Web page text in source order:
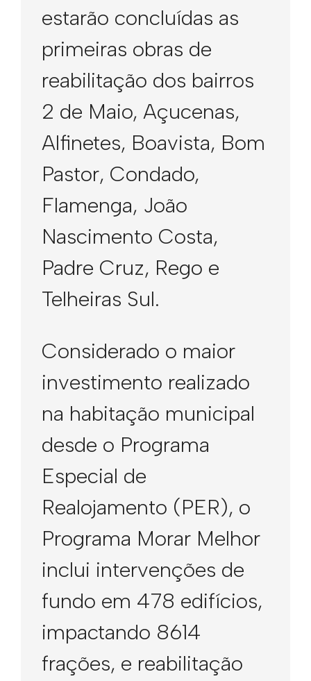
estarão concluídas as
primeiras obras de
reabilitação dos bairros
2 de Maio, Açucenas,
Alfinetes, Boavista, Bom
Pastor, Condado,
Flamenga, João
Nascimento Costa,
Padre Cruz, Rego e
Telheiras Sul.
Considerado o maior
investimento realizado
na habitação municipal
desde o Programa
Especial de
Realojamento (PER), o
Programa Morar Melhor
inclui intervenções de
fundo em 478 edifícios,
impactando 8614
frações, e reabilitação